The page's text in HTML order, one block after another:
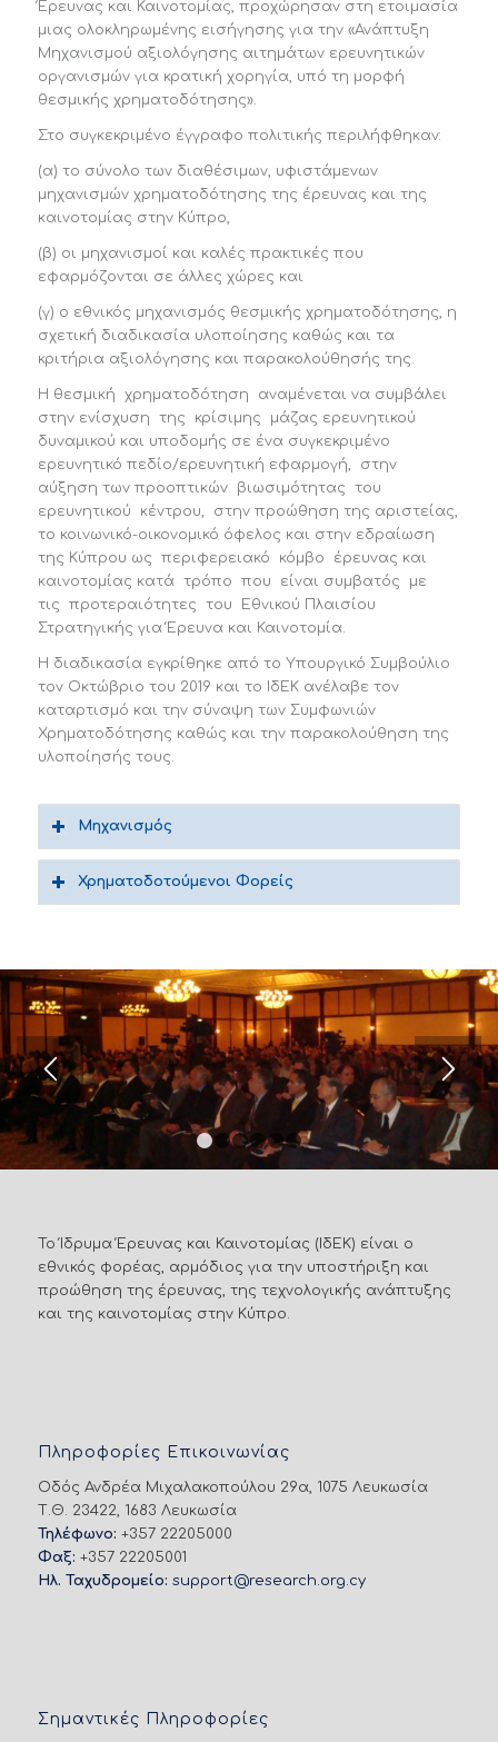
Έρευνας και Καινοτομίας, προχώρησαν στη ετοιμασία
μιας ολοκληρωμένης εισήγησης για την «Ανάπτυξη
Μηχανισμού αξιολόγησης αιτημάτων ερευνητικών
οργανισμών για κρατική χορηγία, υπό τη μορφή
θεσμικής χρηματοδότησης».
Στο συγκεκριμένο έγγραφο πολιτικής περιλήφθηκαν:
(α) το σύνολο των διαθέσιμων, υφιστάμενων
μηχανισμών χρηματοδότησης της έρευνας και της
καινοτομίας στην Κύπρο,
(β) οι μηχανισμοί και καλές πρακτικές που
εφαρμόζονται σε άλλες χώρες και
(γ) ο εθνικός μηχανισμός θεσμικής χρηματοδότησης, η
σχετική διαδικασία υλοποίησης καθώς και τα
κριτήρια αξιολόγησης και παρακολούθησής της.
H θεσμική χρηματοδότηση αναμένεται να συμβάλει
στην ενίσχυση της κρίσιμης μάζας ερευνητικού
δυναμικού και υποδομής σε ένα συγκεκριμένο
ερευνητικό πεδίο/ερευνητική εφαρμογή, στην
αύξηση των προοπτικών βιωσιμότητας του
ερευνητικού κέντρου, στην προώθηση της αριστείας,
το κοινωνικό-οικονομικό όφελος και στην εδραίωση
της Κύπρου ως περιφερειακό κόμβο έρευνας και
καινοτομίας κατά τρόπο που είναι συμβατός με
τις προτεραιότητες του Εθνικού Πλαισίου
Στρατηγικής για Έρευνα και Καινοτομία.
Η διαδικασία εγκρίθηκε από το Υπουργικό Συμβούλιο
τον Οκτώβριο του 2019 και το ΙδΕΚ ανέλαβε τον
καταρτισμό και την σύναψη των Συμφωνιών
Χρηματοδότησης καθώς και την παρακολούθηση της
υλοποίησής τους.
Μηχανισμός
Χρηματοδοτούμενοι Φορείς
1 2 3 4 5
Το Ίδρυμα Έρευνας και Καινοτομίας (ΙδΕΚ) είναι ο
εθνικός φορέας, αρμόδιος για την υποστήριξη και
προώθηση της έρευνας, της τεχνολογικής ανάπτυξης
και της καινοτομίας στην Κύπρο.
Πληροφορίες Επικοινωνίας
Οδός Ανδρέα Μιχαλακοπούλου 29α, 1075 Λευκωσία
Τ.Θ. 23422, 1683 Λευκωσία
Τηλέφωνο: +357 22205000
Φαξ: +357 22205001
Ηλ. Ταχυδρομείο: support@research.org.cy
Σημαντικές Πληροφορίες